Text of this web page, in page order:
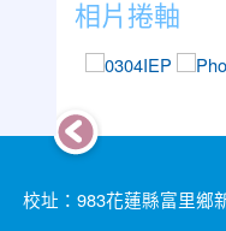
相片捲軸
校址：983花蓮縣富里鄉